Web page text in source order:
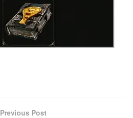
Previous Post